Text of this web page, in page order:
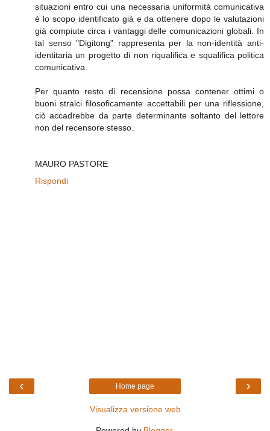
situazioni entro cui una necessaria uniformità comunicativa
è lo scopo identificato già e da ottenere dopo le valutazioni
già compiute circa i vantaggi delle comunicazioni globali. In
tal senso "Digitong" rappresenta per la non-identità anti-
identitaria un progetto di non riqualifica e squalifica politica
comunicativa.
Per quanto resto di recensione possa contener ottimi o
buoni stralci filosoficamente accettabili per una riflessione,
ciò accadrebbe da parte determinante soltanto del lettore
non del recensore stesso.
MAURO PASTORE
Rispondi
‹ ›
Home page
Visualizza versione web